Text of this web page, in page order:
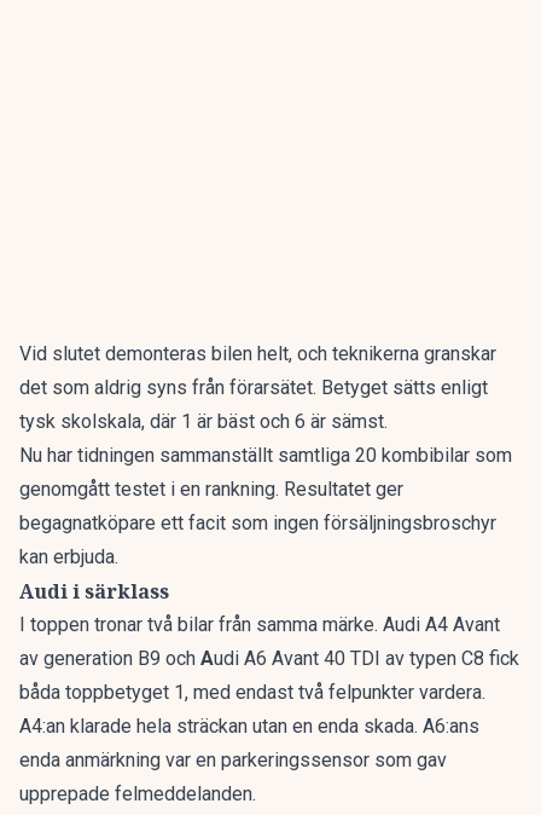
Vid slutet demonteras bilen helt, och teknikerna granskar
det som aldrig syns från förarsätet. Betyget sätts enligt
tysk skolskala, där 1 är bäst och 6 är sämst.
Nu har tidningen sammanställt samtliga 20 kombibilar som
genomgått testet i en rankning. Resultatet ger
begagnatköpare ett facit som ingen försäljningsbroschyr
kan erbjuda.
Audi i särklass
I toppen tronar två bilar från samma märke. Audi A4 Avant
av generation B9 och Audi A6 Avant 40 TDI av typen C8 fick
båda toppbetyget 1, med endast två felpunkter vardera.
A4:an klarade hela sträckan utan en enda skada. A6:ans
enda anmärkning var en parkeringssensor som gav
upprepade felmeddelanden.